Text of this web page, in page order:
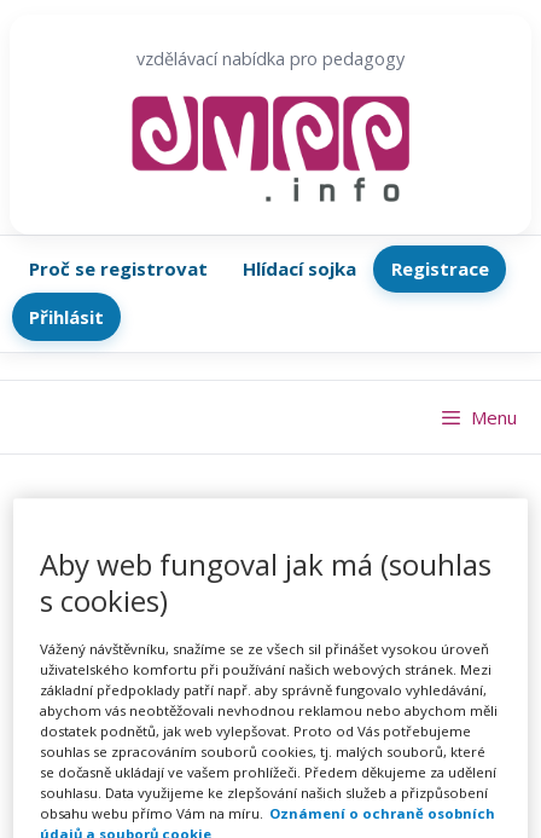
vzdělávací nabídka pro pedagogy
Proč se registrovat Hlídací sojka
Registrace
Přihlásit
Úvod do motivačně
intervenční práce s
dospívajícími (webinář)
PořádáZřetel, s.r.o.
TERMÍN
Menu
Aby web fungoval jak má (souhlas
s cookies)
Vážený návštěvníku, snažíme se ze všech sil přinášet vysokou úroveň
uživatelského komfortu při používání našich webových stránek. Mezi
základní předpoklady patří např. aby správně fungovalo vyhledávání,
abychom vás neobtěžovali nevhodnou reklamou nebo abychom měli
dostatek podnětů, jak web vylepšovat. Proto od Vás potřebujeme
souhlas se zpracováním souborů cookies, tj. malých souborů, které
se dočasně ukládají ve vašem prohlížeči. Předem děkujeme za udělení
souhlasu. Data využijeme ke zlepšování našich služeb a přizpůsobení
obsahu webu přímo Vám na míru. Oznámení o ochraně osobních